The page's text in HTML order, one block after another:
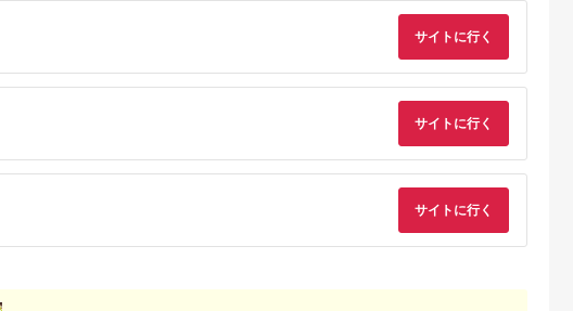
アム
福岡県 飯塚市
三重県 明和町
出典：ふるなび
北海道 帯広市
ーキ 1.2kg (200g×6
パック) トヨぽん付
【配送不可地域：離
5.0
出典：auPAYふるさと
兵庫県 太子町
戸牛サーロインステ
キ200g×2枚シャトー
ブリアン(ヘレ)ステー
ーキ サーロイン シャ
サイトに行く
サイトに行く
サイトに行く